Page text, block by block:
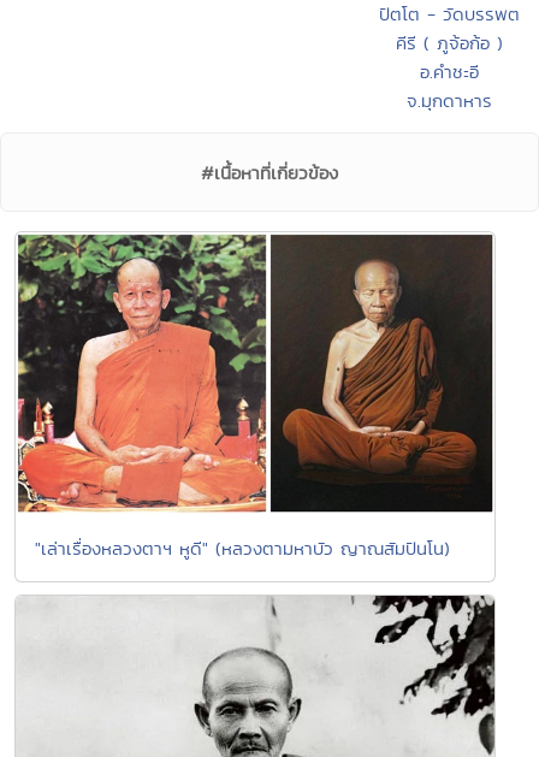
ปัตโต - วัดบรรพต
คีรี ( ภูจ้อก้อ )
อ.คำชะอี
จ.มุกดาหาร
#เนื้อหาที่เกี่ยวข้อง
"เล่าเรื่องหลวงตาฯ หูดี" (หลวงตามหาบัว ญาณสัมปันโน)